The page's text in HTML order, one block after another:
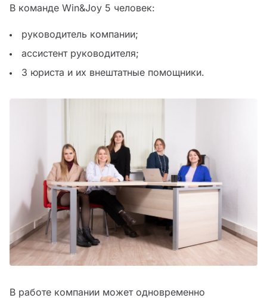
В команде Win&Joy 5 человек:
руководитель компании;
ассистент руководителя;
3 юриста и их внештатные помощники.
В работе компании может одновременно